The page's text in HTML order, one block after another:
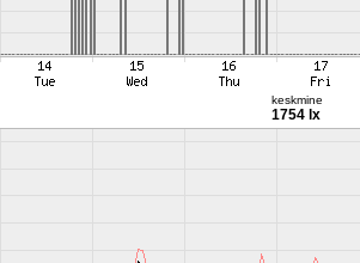
keskmine
1754 lx